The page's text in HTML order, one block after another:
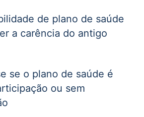
de plano de saúde
a carência do antigo
se o plano de saúde é
ou sem